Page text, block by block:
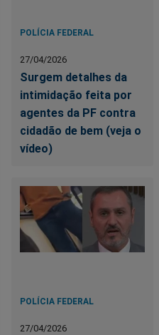
POLÍCIA FEDERAL
27/04/2026
Surgem detalhes da
intimidação feita por
agentes da PF contra
cidadão de bem (veja o
vídeo)
POLÍCIA FEDERAL
27/04/2026